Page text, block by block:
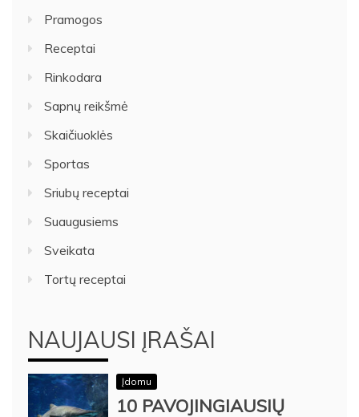
Pramogos
Receptai
Rinkodara
Sapnų reikšmė
Skaičiuoklės
Sportas
Sriubų receptai
Suaugusiems
Sveikata
Tortų receptai
NAUJAUSI ĮRAŠAI
Įdomu
10 PAVOJINGIAUSIŲ